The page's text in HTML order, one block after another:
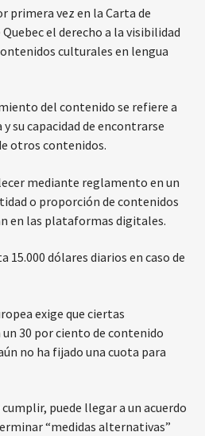
primera vez en la Carta de
el derecho a la visibilidad
culturales en lengua
del contenido se refiere a
su capacidad de encontrarse
otros contenidos.
mediante reglamento en un
o proporción de contenidos
en las plataformas digitales.
15.000 dólares diarios en caso de
exige que ciertas
30 por ciento de contenido
no ha fijado una cuota para
puede llegar a un acuerdo
“medidas alternativas”